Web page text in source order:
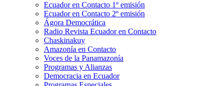
Ecuador en Contacto 1º emisión
Ecuador en Contacto 2º emisión
Ágora Democrática
Radio Revista Ecuador en Contacto
Chaskinakuy
Amazonía en Contacto
Voces de la Panamazonía
Programas y Alianzas
Democracia en Ecuador